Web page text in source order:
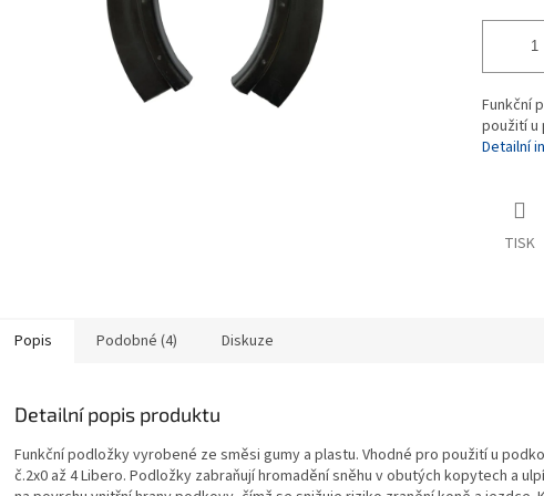
Funkční
použití u
Detailní
TISK
Popis Podobné (4) Diskuze
Detailní popis produktu
Funkční podložky vyrobené ze směsi gumy a plastu. Vhodné pro použití u
č.2x0 až 4 Libero. Podložky zabraňují hromadění sněhu v obutých kopytech a